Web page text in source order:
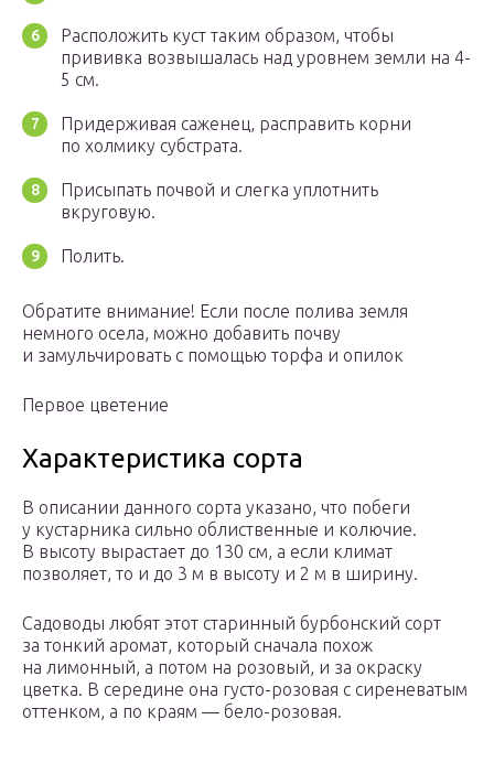
Расположить куст таким образом, чтобы
прививка возвышалась над уровнем земли на 4-
5 см.
Придерживая саженец, расправить корни
по холмику субстрата.
Присыпать почвой и слегка уплотнить
вкруговую.
Полить.
Обратите внимание! Если после полива земля
немного осела, можно добавить почву
и замульчировать с помощью торфа и опилок
Первое цветение
Характеристика сорта
В описании данного сорта указано, что побеги
у кустарника сильно облиственные и колючие.
В высоту вырастает до 130 см, а если климат
позволяет, то и до 3 м в высоту и 2 м в ширину.
Садоводы любят этот старинный бурбонский сорт
за тонкий аромат, который сначала похож
на лимонный, а потом на розовый, и за окраску
цветка. В середине она густо-розовая с сиреневатым
оттенком, а по краям — бело-розовая.